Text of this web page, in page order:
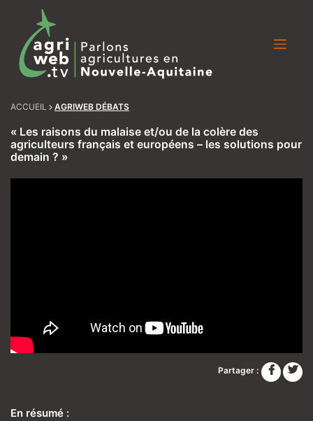
ACCUEIL AGRIWEB DÉBATS
« Les raisons du malaise et/ou de la colère des
agriculteurs français et européens – les solutions pour
demain ? »
Partager :
En résumé :